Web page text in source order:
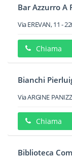
Bar Azzurro A
Via EREVAN, 11 -
Chiama
Bianchi
Via ARGINE
Chiama
Biblioteca